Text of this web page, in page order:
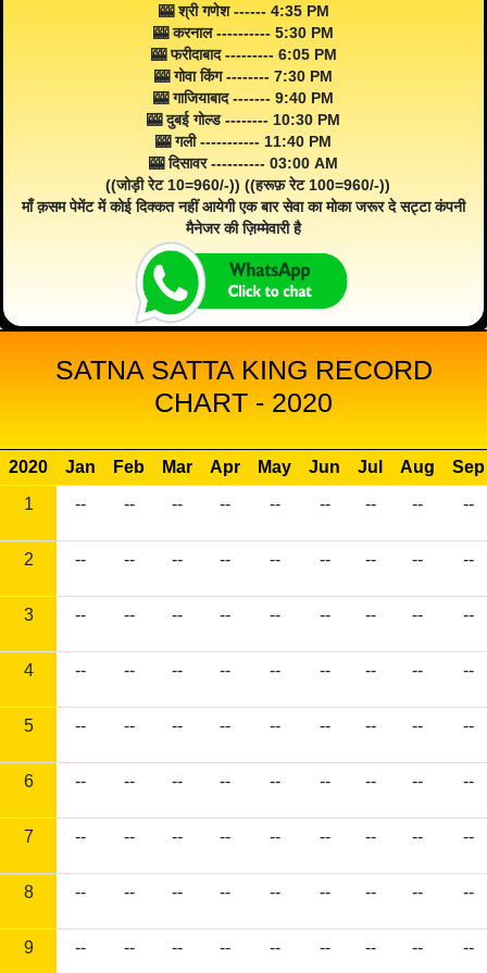
🎰 श्री गणेश ------ 4:35 PM
🎰 करनाल ---------- 5:30 PM
🎰 फरीदाबाद --------- 6:05 PM
🎰 गोवा किंग -------- 7:30 PM
🎰 गाजियाबाद ------- 9:40 PM
🎰 दुबई गोल्ड -------- 10:30 PM
🎰 गली ----------- 11:40 PM
🎰 दिसावर ---------- 03:00 AM
((जोड़ी रेट 10=960/-)) ((हरूफ़ रेट 100=960/-))
माँ क़सम पेमेंट में कोई दिक्कत नहीं आयेगी एक बार सेवा का मोका जरूर दे सट्टा कंपनी
मैनेजर की ज़िम्मेवारी है
SATNA SATTA KING RECORD
CHART - 2020
2020 Jan Feb Mar Apr May Jun Jul Aug
Sep
1
-- -- -- -- -- -- -- -- --
2 -- -- -- -- -- -- -- -- --
3 -- -- -- -- -- -- -- -- --
4 -- -- -- -- -- -- -- -- --
5 -- -- -- -- -- -- -- -- --
6 -- -- -- -- -- -- -- -- --
7 -- -- -- -- -- -- -- -- --
8 -- -- -- -- -- -- -- -- --
9 -- -- -- -- -- -- -- -- --